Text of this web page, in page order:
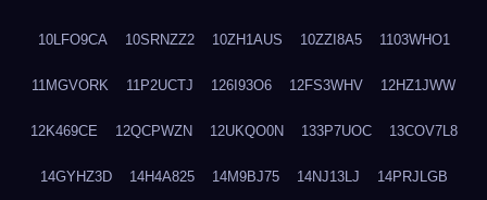
10LFO9CA 10SRNZZ2 10ZH1AUS 10ZZI8A5 1103WHO1
11MGVORK 11P2UCTJ 126I93O6 12FS3WHV 12HZ1JWW
12K469CE 12QCPWZN 12UKQO0N 133P7UOC 13COV7L8
14GYHZ3D 14H4A825 14M9BJ75 14NJ13LJ 14PRJLGB